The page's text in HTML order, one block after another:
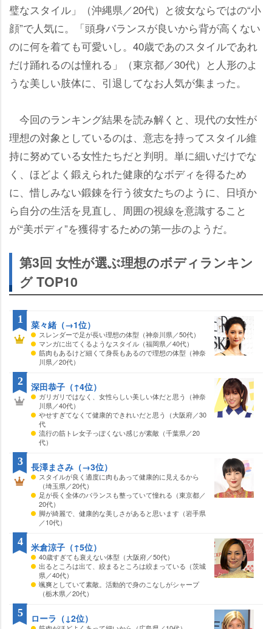
璧なスタイル」（沖縄県／20代）と彼女ならではの“小
顔”で人気に。「頭身バランスが良いから背が高くない
のに何を着ても可愛いし。40歳であのスタイルであれ
だけ踊れるのは憧れる」（東京都／30代）と人形のよ
うな美しい肢体に、引退してなお人気が集まった。
今回のランキング結果を読み解くと、現代の女性が
理想の対象としているのは、意志を持ってスタイル維
持に努めている女性たちだと判明。単に細いだけでな
く、ほどよく鍛えられた健康的なボディを得るため
に、惜しみない鍛錬を行う彼女たちのように、日頃か
ら自分の生活を見直し、周囲の視線を意識すること
が“美ボディ”を獲得するための第一歩のようだ。
第3回 女性が選ぶ理想のボディランキン
グ TOP10
菜々緒（→1位）
スレンダーで足が長い理想の体型（神奈川県／50代）
マンガに出てくるようなスタイル（福岡県／40代）
筋肉もあるけど細くて身長もあるので理想の体型（神奈
川県／20代）
1
深田恭子（↑4位）
ガリガリではなく、女性らしい美しい体だと思う（神奈
川県／40代）
せすぎてなくて健康的できれいだと思う（大阪府／30
代
流行の筋トレ女子っぽくない感じが素敵（千葉県／20
代）
2
長澤まさみ（→3位）
スタイルが良く適度に肉もあって健康的に見えるから
（埼玉県／20代）
足が長く全体のバランスも整っていて憧れる（東京都／
20代）
脚が綺麗で、健康的な美しさがあると思います（岩手県
／10代）
3
米倉涼子（↑5位）
40歳すぎても衰えない体型（大阪府／50代）
出るところは出て、絞まるところは絞まっている（茨城
県／40代）
颯爽としていて素敵。活動的で身のこなしがシャープ
（栃木県／20代）
4
ローラ（↓2位）
5